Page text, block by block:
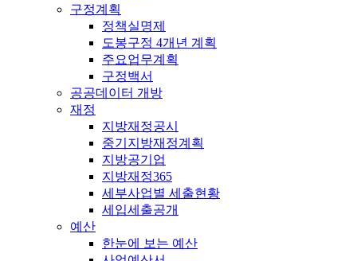
구정계획
정책실명제
도봉구정 4개년 계획
주요업무계획
구정백서
공공데이터 개방
재정
지방재정공시
중기지방재정계획
지방공기업
지방재정365
세부사업별 세출현황
세입세출공개
예산
한눈에 보는 예산